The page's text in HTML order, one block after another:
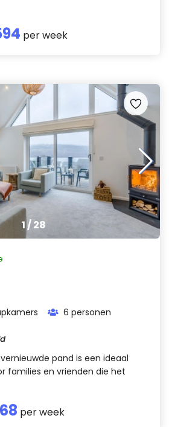
per week
1/28
6 personen
pand is een ideaal
families en vrienden die het
per week